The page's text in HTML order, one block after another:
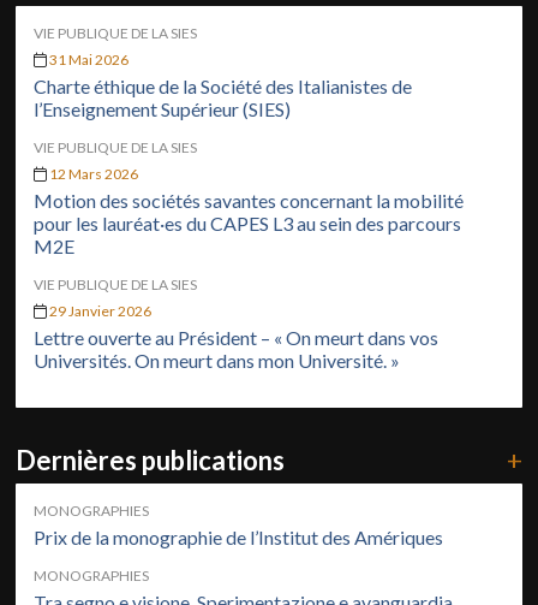
VIE PUBLIQUE DE LA SIES
31 Mai 2026
Charte éthique de la Société des Italianistes de
l’Enseignement Supérieur (SIES)
VIE PUBLIQUE DE LA SIES
12 Mars 2026
Motion des sociétés savantes concernant la mobilité
pour les lauréat·es du CAPES L3 au sein des parcours
M2E
VIE PUBLIQUE DE LA SIES
29 Janvier 2026
Lettre ouverte au Président – « On meurt dans vos
Universités. On meurt dans mon Université. »
Dernières publications +
MONOGRAPHIES
Prix de la monographie de l’Institut des Amériques
MONOGRAPHIES